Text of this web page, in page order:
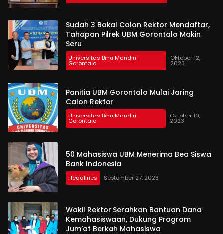
Sudah 3 Bakal Calon Rektor Mendaftar,
Tahapan Pilrek UBM Gorontalo Makin
Seru
Universitas Bina Mandiri
Gorontalo
Oktober 12,
2023
Panitia UBM Gorontalo Mulai Jaring
Calon Rektor
Universitas Bina Mandiri
Gorontalo
Oktober 10,
2023
50 Mahasiswa UBM Menerima Bea Siswa
Bank Indonesia
Headlines September 27, 2023
Wakil Rektor Serahkan Bantuan Dana
Kemahasiswaan, Dukung Program
Jum’at Berkah Mahasiswa